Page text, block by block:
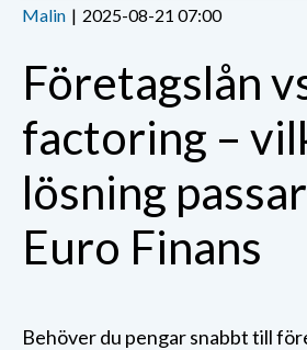
Malin | 2025-08-21 07:00
Företagslån
factoring –
lösning
Euro Finans
Behöver du pengar snabbt till